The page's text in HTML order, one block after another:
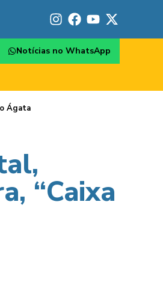
Notícias no WhatsApp
Ágata
“Caixa